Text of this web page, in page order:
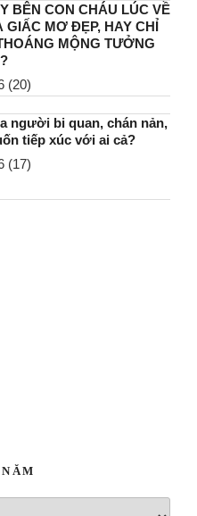
BÊN CON CHÁU LÚC VỀ
GIẤC MƠ ĐẸP, HAY CHỈ
MỘNG TƯỞNG
(20)
người bi quan, chán nản,
tiếp xúc với ai cả?
(17)